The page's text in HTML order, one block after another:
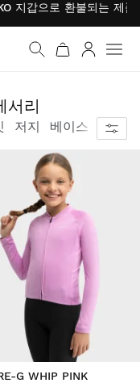
지갑으로 환불되는 제
서리
저지 베이스 레이어
G WHIP PINK